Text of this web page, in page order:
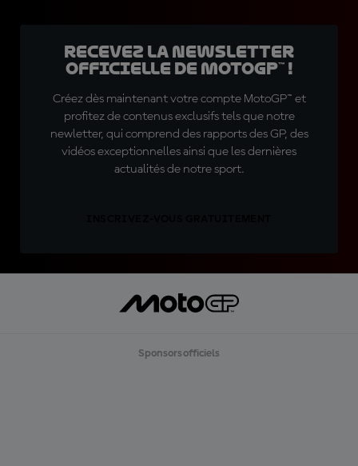
Recevez la Newsletter
officielle de MotoGP™ !
Créez dès maintenant votre compte MotoGP™ et
profitez de contenus exclusifs tels que notre
newletter, qui comprend des rapports des GP, des
vidéos exceptionnelles ainsi que les dernières
actualités de notre sport.
Sponsors officiels